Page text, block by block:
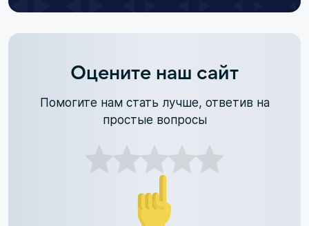
Оцените наш сайт
Помогите нам стать лучше, ответив на
простые вопросы